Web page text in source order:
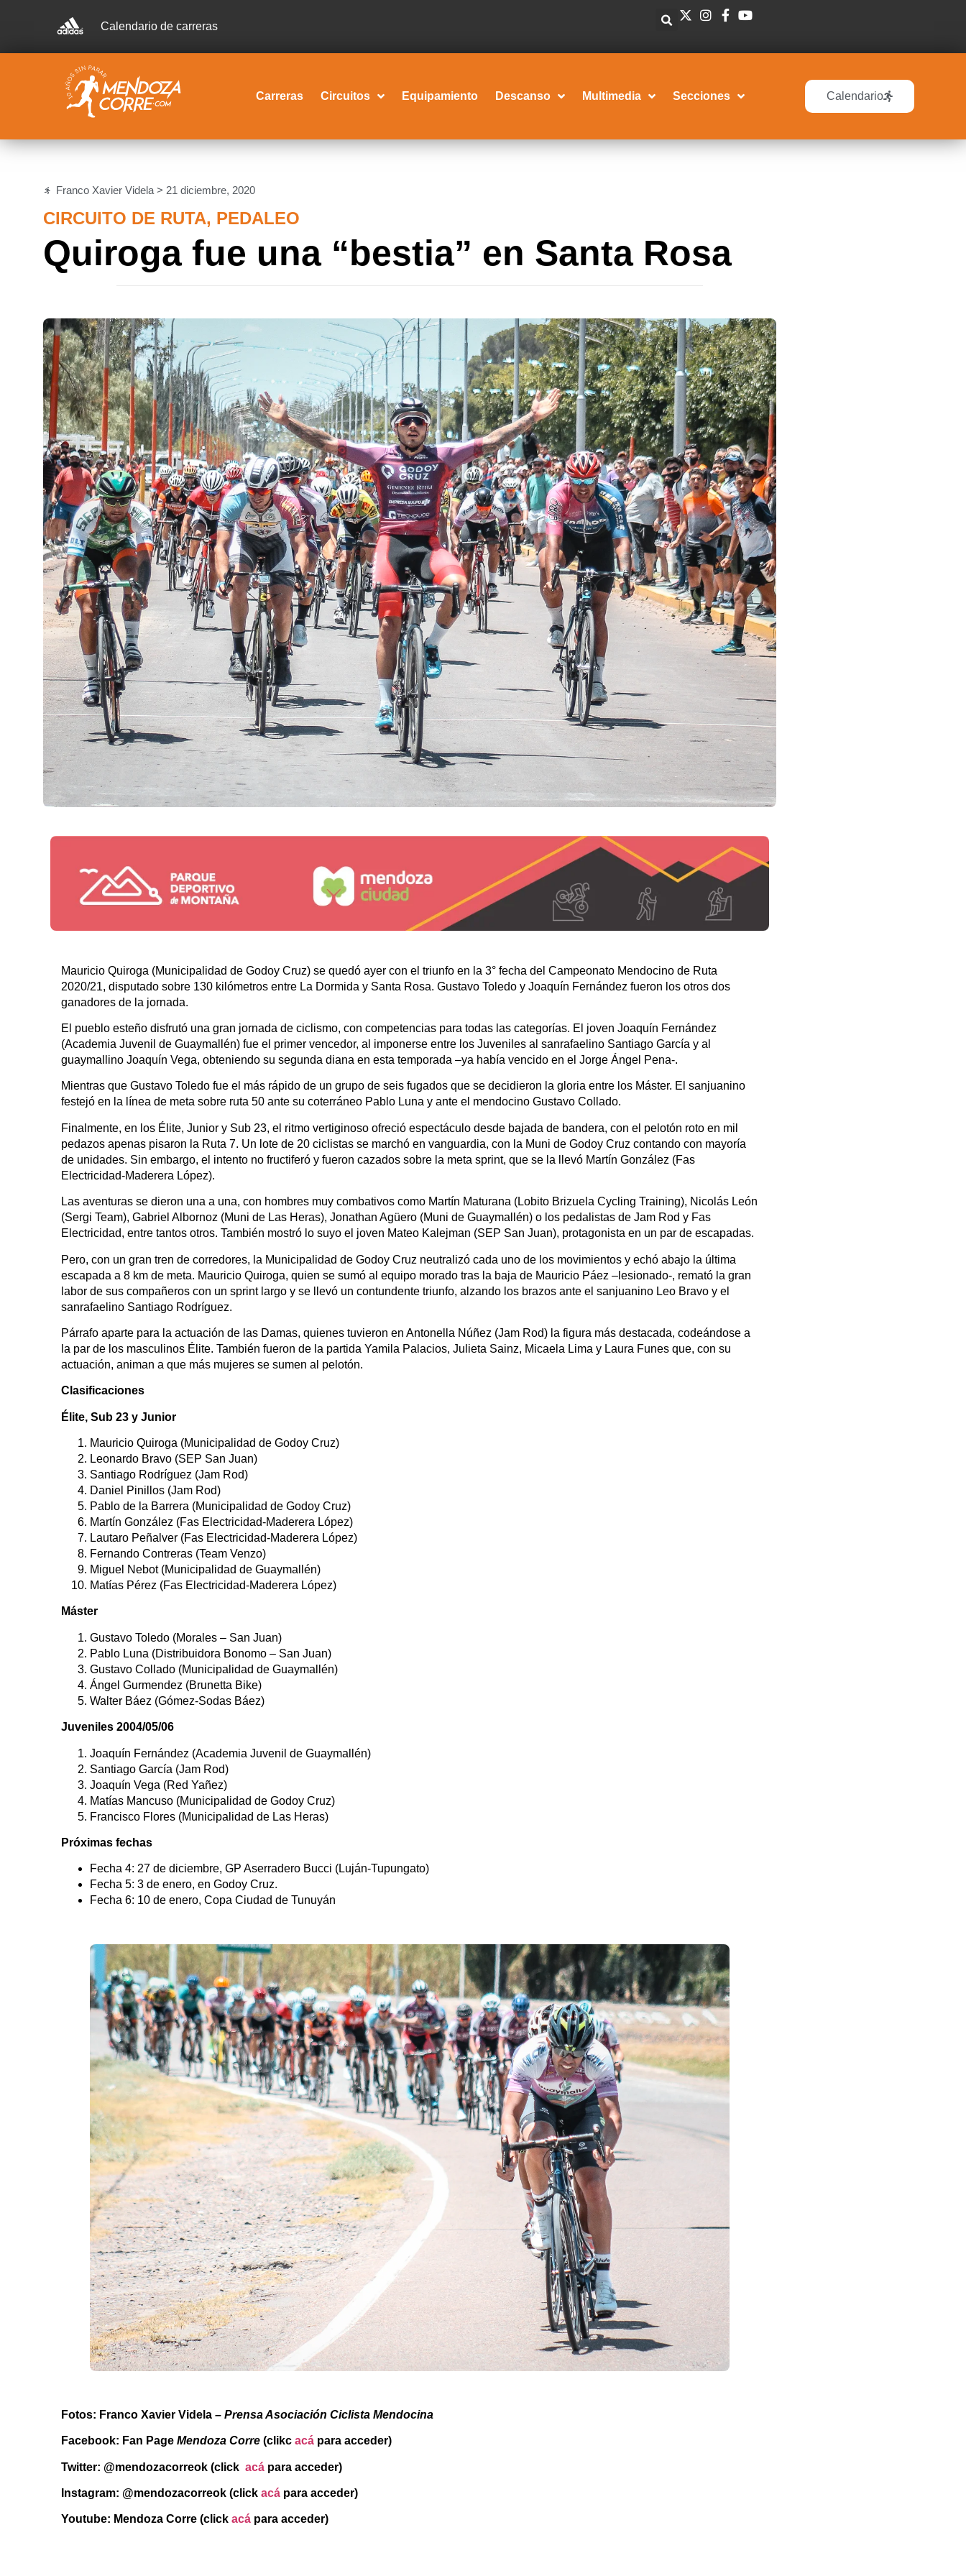
Calendario de carreras
Carreras Circuitos Equipamiento Descanso Multimedia Secciones Calendario
Franco Xavier Videla > 21 diciembre, 2020
CIRCUITO DE RUTA, PEDALEO
Quiroga fue una “bestia” en Santa Rosa
Mauricio Quiroga (Municipalidad de Godoy Cruz) se quedó ayer con el triunfo en la 3° fecha del Campeonato Mendocino de Ruta
2020/21, disputado sobre 130 kilómetros entre La Dormida y Santa Rosa. Gustavo Toledo y Joaquín Fernández fueron los otros dos
ganadores de la jornada.
El pueblo esteño disfrutó una gran jornada de ciclismo, con competencias para todas las categorías. El joven Joaquín Fernández
(Academia Juvenil de Guaymallén) fue el primer vencedor, al imponerse entre los Juveniles al sanrafaelino Santiago García y al
guaymallino Joaquín Vega, obteniendo su segunda diana en esta temporada –ya había vencido en el Jorge Ángel Pena-.
Mientras que Gustavo Toledo fue el más rápido de un grupo de seis fugados que se decidieron la gloria entre los Máster. El sanjuanino
festejó en la línea de meta sobre ruta 50 ante su coterráneo Pablo Luna y ante el mendocino Gustavo Collado.
Finalmente, en los Élite, Junior y Sub 23, el ritmo vertiginoso ofreció espectáculo desde bajada de bandera, con el pelotón roto en mil
pedazos apenas pisaron la Ruta 7. Un lote de 20 ciclistas se marchó en vanguardia, con la Muni de Godoy Cruz contando con mayoría
de unidades. Sin embargo, el intento no fructiferó y fueron cazados sobre la meta sprint, que se la llevó Martín González (Fas
Electricidad-Maderera López).
Las aventuras se dieron una a una, con hombres muy combativos como Martín Maturana (Lobito Brizuela Cycling Training), Nicolás León
(Sergi Team), Gabriel Albornoz (Muni de Las Heras), Jonathan Agüero (Muni de Guaymallén) o los pedalistas de Jam Rod y Fas
Electricidad, entre tantos otros. También mostró lo suyo el joven Mateo Kalejman (SEP San Juan), protagonista en un par de escapadas.
Pero, con un gran tren de corredores, la Municipalidad de Godoy Cruz neutralizó cada uno de los movimientos y echó abajo la última
escapada a 8 km de meta. Mauricio Quiroga, quien se sumó al equipo morado tras la baja de Mauricio Páez –lesionado-, remató la gran
labor de sus compañeros con un sprint largo y se llevó un contundente triunfo, alzando los brazos ante el sanjuanino Leo Bravo y el
sanrafaelino Santiago Rodríguez.
Párrafo aparte para la actuación de las Damas, quienes tuvieron en Antonella Núñez (Jam Rod) la figura más destacada, codeándose a
la par de los masculinos Élite. También fueron de la partida Yamila Palacios, Julieta Sainz, Micaela Lima y Laura Funes que, con su
actuación, animan a que más mujeres se sumen al pelotón.
Clasificaciones
Élite, Sub 23 y Junior
Mauricio Quiroga (Municipalidad de Godoy Cruz)
Leonardo Bravo (SEP San Juan)
Santiago Rodríguez (Jam Rod)
Daniel Pinillos (Jam Rod)
Pablo de la Barrera (Municipalidad de Godoy Cruz)
Martín González (Fas Electricidad-Maderera López)
Lautaro Peñalver (Fas Electricidad-Maderera López)
Fernando Contreras (Team Venzo)
Miguel Nebot (Municipalidad de Guaymallén)
Matías Pérez (Fas Electricidad-Maderera López)
Máster
Gustavo Toledo (Morales – San Juan)
Pablo Luna (Distribuidora Bonomo – San Juan)
Gustavo Collado (Municipalidad de Guaymallén)
Ángel Gurmendez (Brunetta Bike)
Walter Báez (Gómez-Sodas Báez)
Juveniles 2004/05/06
Joaquín Fernández (Academia Juvenil de Guaymallén)
Santiago García (Jam Rod)
Joaquín Vega (Red Yañez)
Matías Mancuso (Municipalidad de Godoy Cruz)
Francisco Flores (Municipalidad de Las Heras)
Próximas fechas
Fecha 4: 27 de diciembre, GP Aserradero Bucci (Luján-Tupungato)
Fecha 5: 3 de enero, en Godoy Cruz.
Fecha 6: 10 de enero, Copa Ciudad de Tunuyán
Fotos: Franco Xavier Videla – Prensa Asociación Ciclista Mendocina
Facebook: Fan Page Mendoza Corre (clikc acá para acceder)
Twitter: @mendozacorreok (click acá para acceder)
Instagram: @mendozacorreok (click acá para acceder)
Youtube: Mendoza Corre (click acá para acceder)